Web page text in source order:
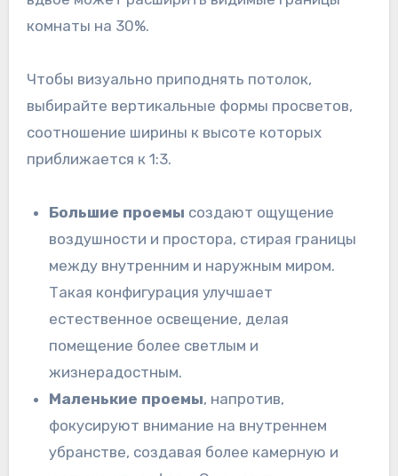
комнаты на 30%.
Чтобы визуально приподнять потолок,
выбирайте вертикальные формы просветов,
соотношение ширины к высоте которых
приближается к 1:3.
Большие проемы создают ощущение
воздушности и простора, стирая границы
между внутренним и наружным миром.
Такая конфигурация улучшает
естественное освещение, делая
помещение более светлым и
жизнерадостным.
Маленькие проемы, напротив,
фокусируют внимание на внутреннем
убранстве, создавая более камерную и